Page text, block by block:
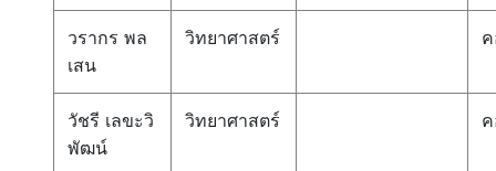
วรากร พล
เสน
วิทยาศาสตร์
วัชรี เลขะวิ
พัฒน์
วิทยาศาสตร์